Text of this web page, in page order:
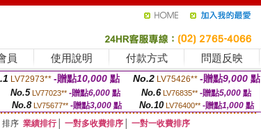
員 使用說明 付款方式 問題反映
LV72973** -贈點10,000 點 No.2 LV75426** -贈點9,000 點
No.5 LV77023** -贈點6,000點 No.6 LV76835** -贈點5,000點
No.8 LV75677** -贈點3,000點 No.10 LV76400** -贈點1,000 點
排序 業績排行│ 一對多收費排序
一對一收費排序